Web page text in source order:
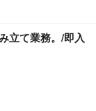
立て業務。/即入